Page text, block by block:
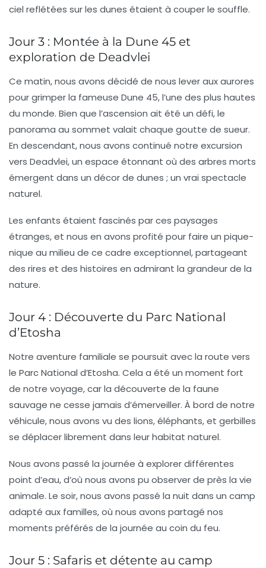
ciel reflétées sur les dunes étaient à couper le souffle.
Jour 3 : Montée à la Dune 45 et
exploration de Deadvlei
Ce matin, nous avons décidé de nous lever aux aurores
pour grimper la fameuse Dune 45, l’une des plus hautes
du monde. Bien que l’ascension ait été un défi, le
panorama au sommet valait chaque goutte de sueur.
En descendant, nous avons continué notre excursion
vers Deadvlei, un espace étonnant où des arbres morts
émergent dans un décor de dunes ; un vrai spectacle
naturel.
Les enfants étaient fascinés par ces paysages
étranges, et nous en avons profité pour faire un pique-
nique au milieu de ce cadre exceptionnel, partageant
des rires et des histoires en admirant la grandeur de la
nature.
Jour 4 : Découverte du Parc National
d’Etosha
Notre aventure familiale se poursuit avec la route vers
le Parc National d’Etosha. Cela a été un moment fort
de notre voyage, car la découverte de la faune
sauvage ne cesse jamais d’émerveiller. À bord de notre
véhicule, nous avons vu des lions, éléphants, et gerbilles
se déplacer librement dans leur habitat naturel.
Nous avons passé la journée à explorer différentes
point d’eau, d’où nous avons pu observer de près la vie
animale. Le soir, nous avons passé la nuit dans un camp
adapté aux familles, où nous avons partagé nos
moments préférés de la journée au coin du feu.
Jour 5 : Safaris et détente au camp